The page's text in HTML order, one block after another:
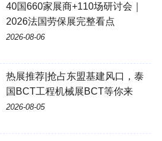
40国660家展商+110场研讨会｜
2026法国劳保展完整看点
2026-08-06
热展推荐|抢占东盟基建风口，泰
国BCT工程机械展BCT等你来
2026-08-05